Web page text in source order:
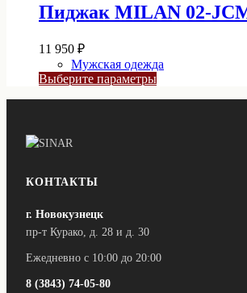
вариаций.
на
странице
товара.
Пиджак MILAN 02-
11 950 ₽
Мужская одежда
Выберите параметрыЭтот
КОНТАКТЫ
г. Новокузнецк
пр-т Курако, д. 28 и д. 30
Ежедневно с 10:00 до 20:00
8 (3843) 74-05-80